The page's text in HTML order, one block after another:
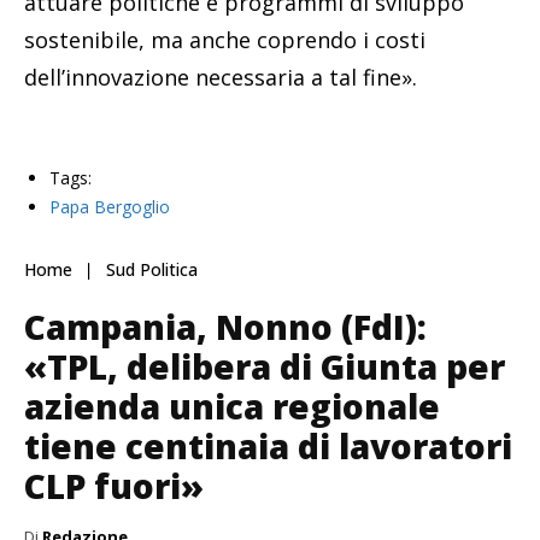
sostenibile, ma anche coprendo i costi
dell’innovazione necessaria a tal fine».
Tags:
Papa Bergoglio
Home Sud Politica
Campania, Nonno (FdI):
«TPL, delibera di Giunta per
azienda unica regionale
tiene centinaia di lavoratori
CLP fuori»